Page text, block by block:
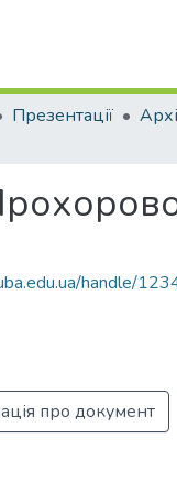
Презентації
handle/
про документ